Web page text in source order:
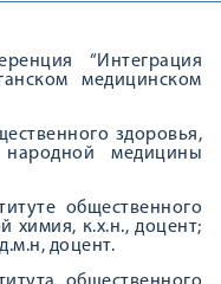
“Интеграция
медицинском
здоровья,
народной медицины
общественного
химия, к.х.н., доцент;
доцент.